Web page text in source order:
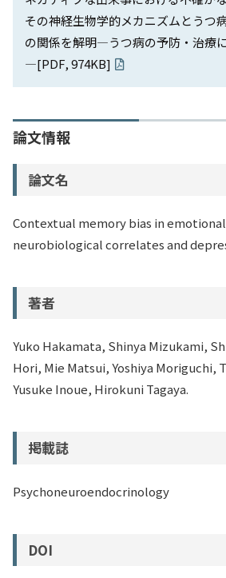
その神経生物学的メカニズムとうつ
の関係を解明―うつ病の予防・治療
―[PDF, 974KB]
論文情報
論文名
Contextual memory bias in
neurobiological correlates and
著者
Yuko Hakamata, Shinya Mizukami,
Hori, Mie Matsui, Yoshiya Moriguchi,
Yusuke Inoue, Hirokuni Tagaya.
掲載誌
Psychoneuroendocrinology
DOI